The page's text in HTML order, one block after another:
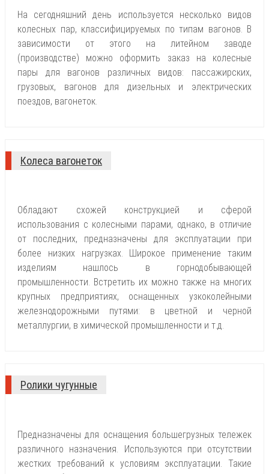
На сегодняшний день используется несколько видов
колесных пар, классифицируемых по типам вагонов. В
зависимости от этого на литейном заводе
(производстве) можно оформить заказ на колесные
пары для вагонов различных видов: пассажирских,
грузовых, вагонов для дизельных и электрических
поездов, вагонеток.
Колеса вагонеток
Обладают схожей конструкцией и сферой
использования с колесными парами, однако, в отличие
от последних, предназначены для эксплуатации при
более низких нагрузках. Широкое применение таким
изделиям нашлось в горнодобывающей
промышленности. Встретить их можно также на многих
крупных предприятиях, оснащенных узкоколейными
железнодорожными путями: в цветной и черной
металлургии, в химической промышленности и т.д.
Ролики чугунные
Предназначены для оснащения большегрузных тележек
различного назначения. Используются при отсутствии
жестких требований к условиям эксплуатации. Такие